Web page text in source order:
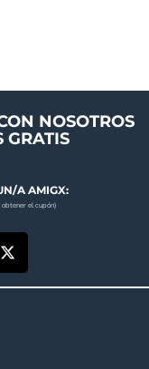
NOSOTROS
GRATIS
A AMIGX:
el cupón)